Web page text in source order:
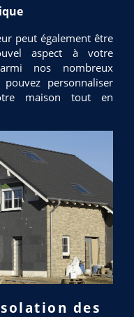
peut également être
aspect à votre
nos nombreux
personnaliser
maison tout en
des